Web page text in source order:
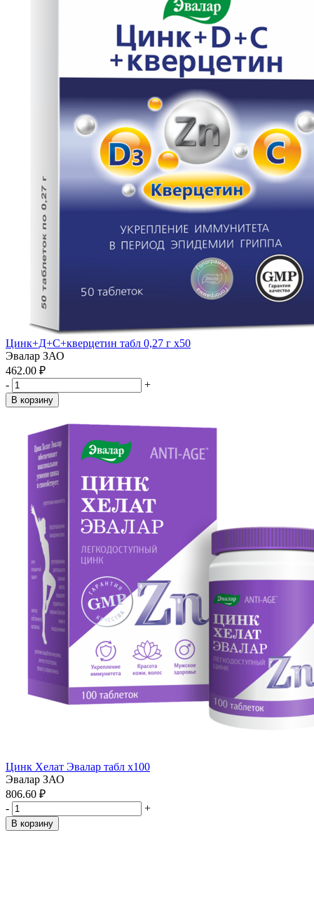
Цинк+Д+С+кверцетин табл 0,27 г x50
Эвалар ЗАО
462.00 ₽
-
+
В корзину
Цинк Хелат Эвалар табл x100
Эвалар ЗАО
806.60 ₽
-
+
В корзину